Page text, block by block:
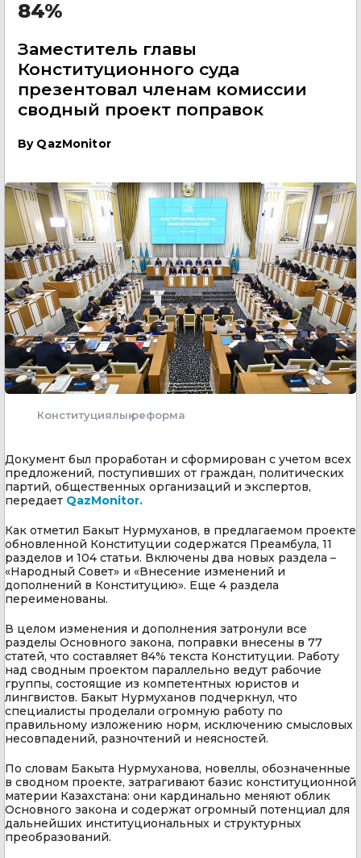
84%
Заместитель главы
Конституционного суда
презентовал членам комиссии
сводный проект поправок
By QazMonitor
Конституциялық реформа
Документ был проработан и сформирован с учетом всех
предложений, поступивших от граждан, политических
партий, общественных организаций и экспертов,
передает QazMonitor.
Как отметил Бакыт Нурмуханов, в предлагаемом проекте
обновленной Конституции содержатся Преамбула, 11
разделов и 104 статьи. Включены два новых раздела –
«Народный Совет» и «Внесение изменений и
дополнений в Конституцию». Еще 4 раздела
переименованы.
В целом изменения и дополнения затронули все
разделы Основного закона, поправки внесены в 77
статей, что составляет 84% текста Конституции. Работу
над сводным проектом параллельно ведут рабочие
группы, состоящие из компетентных юристов и
лингвистов. Бакыт Нурмуханов подчеркнул, что
специалисты проделали огромную работу по
правильному изложению норм, исключению смысловых
несовпадений, разночтений и неясностей.
По словам Бакыта Нурмуханова, новеллы, обозначенные
в сводном проекте, затрагивают базис конституционной
материи Казахстана: они кардинально меняют облик
Основного закона и содержат огромный потенциал для
дальнейших институциональных и структурных
преобразований.